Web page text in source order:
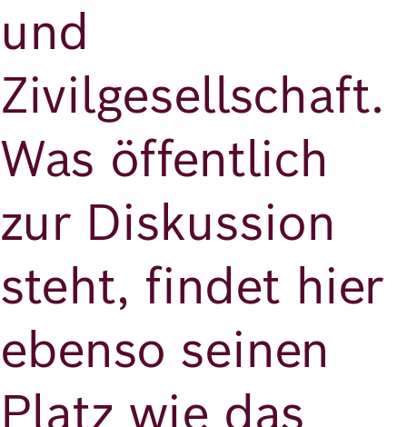
und
Zivilgesellschaft.
Was öffentlich
zur Diskussion
steht, findet hier
ebenso seinen
Platz wie das